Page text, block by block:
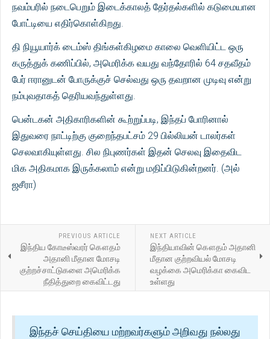
நவம்பரில் நடைபெறும் இடைக்காலத் தேர்தல்களில் கடுமையான
போட்டியை எதிர்கொள்கிறது.
தி நியூயார்க் டைம்ஸ் திங்கள்கிழமை காலை வெளியிட்ட ஒரு
கருத்துக் கணிப்பில், அமெரிக்க வயது வந்தோரில் 64 சதவீதம்
பேர் ஈரானுடன் போருக்குச் செல்வது ஒரு தவறான முடிவு என்று
நம்புவதாகத் தெரியவந்துள்ளது.
பென்டகன் அதிகாரிகளின் கூற்றுப்படி, இந்தப் போரினால்
இதுவரை நாட்டிற்கு குறைந்தபட்சம் 29 பில்லியன் டாலர்கள்
செலவாகியுள்ளது. சில நிபுணர்கள் இதன் செலவு இதைவிட
மிக அதிகமாக இருக்கலாம் என்று மதிப்பிடுகின்றனர். (அல்
ஜசீரா)
PREVIOUS ARTICLE
இந்திய கோடீஸ்வரர் கௌதம்
அதானி மீதான மோசடி
குற்றச்சாட்டுகளை அமெரிக்க
நீதித்துறை கைவிட்டது
NEXT ARTICLE
இந்தியாவின் கௌதம் அதானி
மீதான குற்றவியல் மோசடி
வழக்கை அமெரிக்கா கைவிட
உள்ளது
இந்தச் செய்தியை மற்றவர்களும் அறிவது நல்லது